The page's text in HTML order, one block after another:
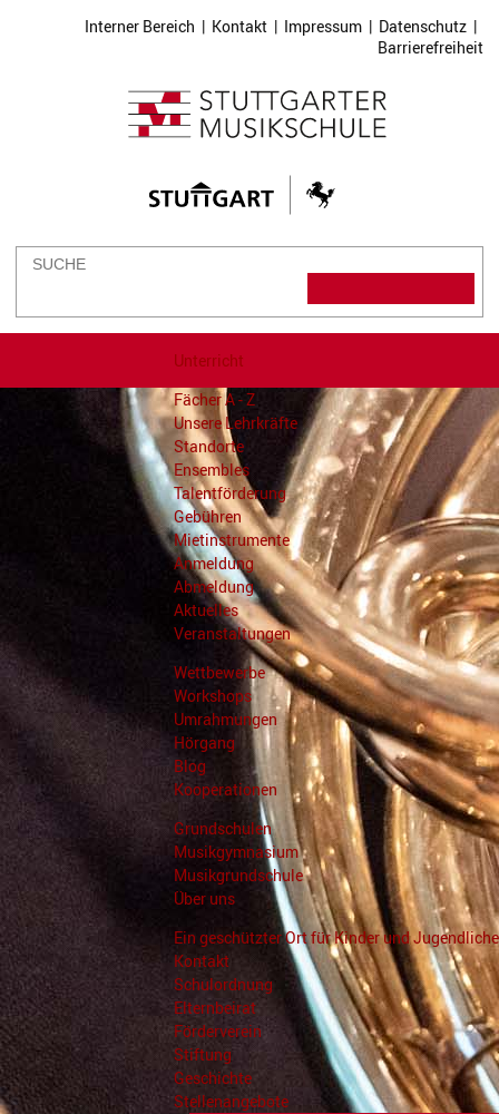
Interner Bereich | Kontakt | Impressum | Datenschutz |
Barrierefreiheit
Unterricht
Fächer A - Z
Unsere Lehrkräfte
Standorte
Ensembles
Talentförderung
Gebühren
Mietinstrumente
Anmeldung
Abmeldung
Aktuelles
Veranstaltungen
Wettbewerbe
Workshops
Umrahmungen
Hörgang
Blog
Kooperationen
Grundschulen
Musikgymnasium
Musikgrundschule
Über uns
Ein geschützter Ort für Kinder und Jugendliche
Kontakt
Schulordnung
Elternbeirat
Förderverein
Stiftung
Geschichte
Stellenangebote